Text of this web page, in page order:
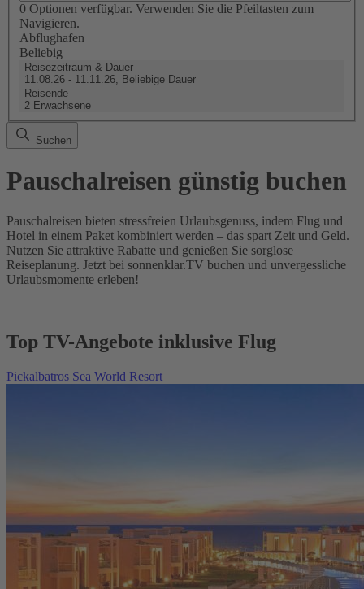
0 Optionen verfügbar. Verwenden Sie die Pfeiltasten zum
Navigieren.
Abflughafen
Beliebig
Reisezeitraum & Dauer
11.08.26 - 11.11.26, Beliebige Dauer
Reisende
2 Erwachsene
Suchen
Pauschalreisen günstig buchen
Pauschalreisen bieten stressfreien Urlaubsgenuss, indem Flug und
Hotel in einem Paket kombiniert werden – das spart Zeit und Geld.
Nutzen Sie attraktive Rabatte und genießen Sie sorglose
Reiseplanung. Jetzt bei sonnenklar.TV buchen und unvergessliche
Urlaubsmomente erleben!
Top TV-Angebote inklusive Flug
Pickalbatros Sea World Resort